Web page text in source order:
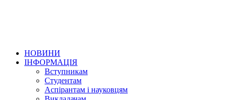
НОВИНИ
ІНФОРМАЦІЯ
Вступникам
Студентам
Аспірантам і науковцям